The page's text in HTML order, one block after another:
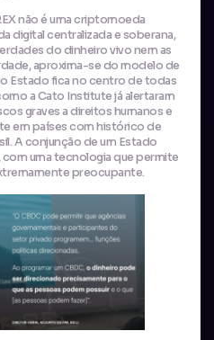
não é uma criptomoeda
digital centralizada e soberana,
do dinheiro vivo nem as
aproxima-se do modelo de
Estado fica no centro de todas
a Cato Institute já alertaram
graves a direitos humanos e
em países com histórico de
A conjunção de um Estado
uma tecnologia que permite
preocupante.